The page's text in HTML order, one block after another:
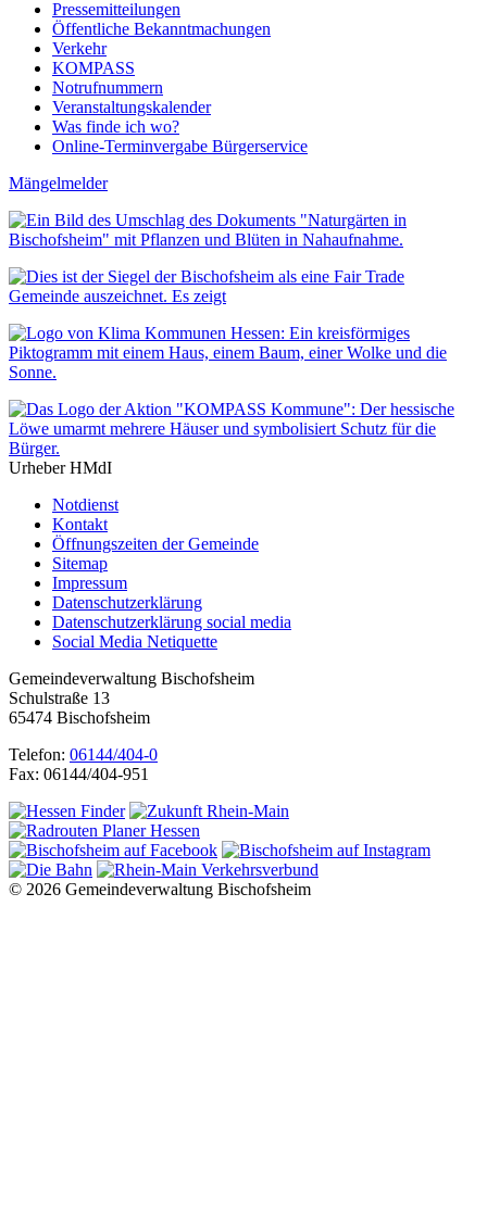
Pressemitteilungen
Öffentliche Bekanntmachungen
Verkehr
KOMPASS
Notrufnummern
Veranstaltungskalender
Was finde ich wo?
Online-Terminvergabe Bürgerservice
Mängelmelder
Urheber HMdI
Notdienst
Kontakt
Öffnungszeiten der Gemeinde
Sitemap
Impressum
Datenschutzerklärung
Datenschutzerklärung social media
Social Media Netiquette
Gemeindeverwaltung Bischofsheim
Schulstraße 13
65474 Bischofsheim
Telefon: 06144/404-0
Fax: 06144/404-951
© 2026 Gemeindeverwaltung Bischofsheim